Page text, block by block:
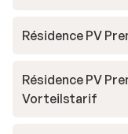
Résidence PV
Résidence PV
Vorteilstarif